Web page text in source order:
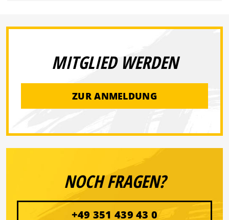
MITGLIED WERDEN
ZUR ANMELDUNG
NOCH FRAGEN?
+49 351 439 43 0